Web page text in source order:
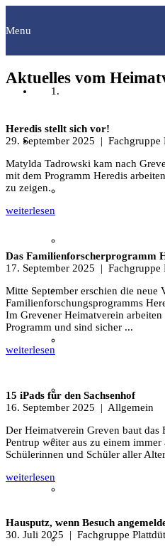
Menu
Fachgruppen
Familienforschung
Grevener aus aller
Grevener Geschichte
Plattdeutsch
Aktuelles vom
Heredis stellt sich vor!
29. September 2025 | Fachgruppe
Matylda Tadrowski kam nach
mit dem Programm Heredis
zu zeigen.
weiterlesen
Das Familienforscherprogramm
17. September 2025 | Fachgruppe
Mitte September erschien die neue
Familienforschungsprogramms
Im Grevener Heimatverein
Programm und sind sicher ...
weiterlesen
15 iPads für den Sachsenhof
16. September 2025 | Allgemein
Der Heimatverein Greven baut das
Pentrup weiter aus zu einem
Schülerinnen und Schüler aller
weiterlesen
Hausputz, wenn Besuch
30. Juli 2025 | Fachgruppe